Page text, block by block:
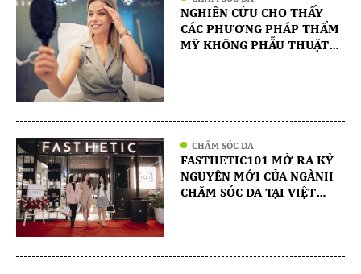
NGHIÊN CỨU CHO THẤY
CÁC PHƯƠNG PHÁP THẨM
MỸ KHÔNG PHẪU THUẬT
CHĂM SÓC DA
FASTHETIC101 MỞ RA KỶ
NGUYÊN MỚI CỦA NGÀNH
CHĂM SÓC DA TẠI VIỆT